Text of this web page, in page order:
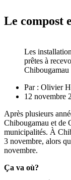
Le compost
Les
prêtes à
Chibougamau
Par : Olivier
12 novembre
Après plusieurs
Chibougamau et de
municipalités. À
3 novembre, alors
novembre.
Ça va où?